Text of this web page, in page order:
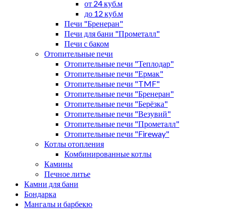
от 24 куб.м
до 12 куб.м
Печи "Бренеран"
Печи для бани "Прометалл"
Печи с баком
Отопительные печи
Отопительные печи "Теплодар"
Отопительные печи "Ермак"
Отопительные печи "TMF"
Отопительные печи "Бренеран"
Отопительные печи "Берёзка"
Отопительные печи "Везувий"
Отопительные печи "Прометалл"
Отопительные печи "Fireway"
Котлы отопления
Комбинированные котлы
Камины
Печное литье
Камни для бани
Бондарка
Мангалы и барбекю